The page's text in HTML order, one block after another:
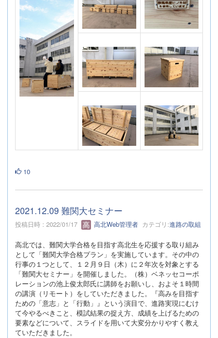
10
2021.12.09 難関大セミナー
投稿日時 : 2022/01/17 高北Web管理者 カテゴリ:進路の取組
高北では、難関大学合格を目指す高北生を応援する取り組み
として「難関大学合格プラン」を実施しています。その中の
行事の１つとして、１２月９日（木）に２年次を対象とする
「難関大セミナー」を開催しました。（株）ベネッセコーポ
レーションの池上俊太郎氏に講師をお願いし、およそ１時間
の講演（リモート）をしていただきました。『高みを目指す
ための「意志」と「行動」』という演目で、進路実現にむけ
て今やるべきこと、模試結果の捉え方、成績を上げるための
要素などについて、スライドを用いて大変分かりやすく教え
ていただきました。